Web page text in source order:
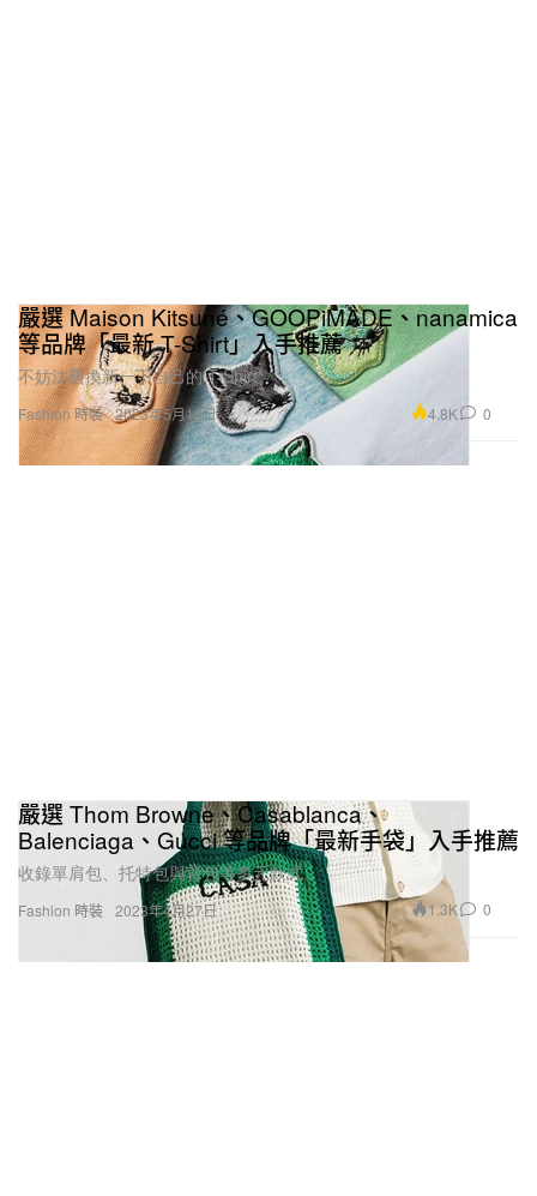
Fashion 時裝
嚴選 Maison Kitsuné、GOOPiMADE、nanamica
等品牌「最新 T-Shirt」入手推薦
不妨汰舊換新一下自己的 T-Shirt。
2023年5月16日 4.8K 0
Fashion 時裝
嚴選 Thom Browne、Casablanca、
Balenciaga、Gucci 等品牌「最新手袋」入手推薦
收錄單肩包、托特包與背包等多元款式。
2023年4月27日 1.3K 0